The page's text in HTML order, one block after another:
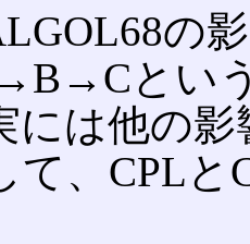
の
とい
には他の
て、CPL